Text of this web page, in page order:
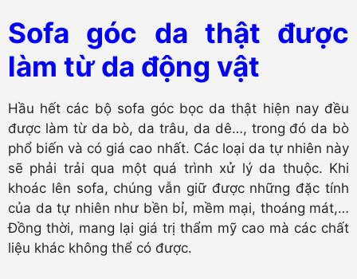
Sofa góc da thật được
làm từ da động vật
Hầu hết các bộ sofa góc bọc da thật hiện nay đều
được làm từ da bò, da trâu, da dê…, trong đó da bò
phổ biến và có giá cao nhất. Các loại da tự nhiên này
sẽ phải trải qua một quá trình xử lý da thuộc. Khi
khoác lên sofa, chúng vẫn giữ được những đặc tính
của da tự nhiên như bền bỉ, mềm mại, thoáng mát,…
Đồng thời, mang lại giá trị thẩm mỹ cao mà các chất
liệu khác không thể có được.